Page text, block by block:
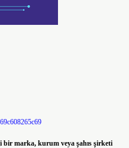
bir marka, kurum veya şahıs şirketi